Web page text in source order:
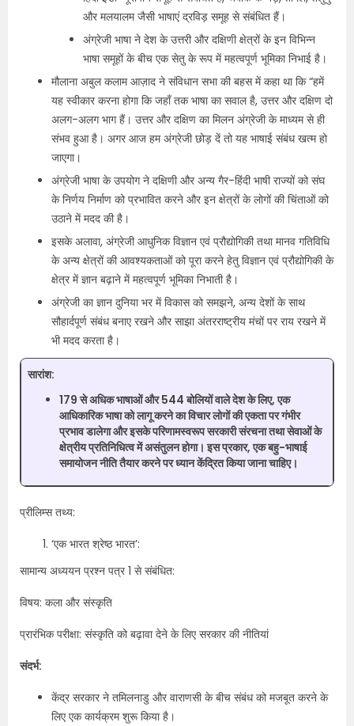
और मलयालम जैसी भाषाएं द्रविड़ समूह से संबंधित हैं।
अंग्रेजी भाषा ने देश के उत्तरी और दक्षिणी क्षेत्रों के इन विभिन्न
भाषा समूहों के बीच एक सेतु के रूप में महत्वपूर्ण भूमिका निभाई है।
मौलाना अबुल कलाम आज़ाद ने संविधान सभा की बहस में कहा था कि “हमें
यह स्वीकार करना होगा कि जहाँ तक भाषा का सवाल है, उत्तर और दक्षिण दो
अलग-अलग भाग हैं। उत्तर और दक्षिण का मिलन अंग्रेजी के माध्यम से ही
संभव हुआ है। अगर आज हम अंग्रेजी छोड़ दें तो यह भाषाई संबंध खत्म हो
जाएगा।
अंग्रेजी भाषा के उपयोग ने दक्षिणी और अन्य गैर-हिंदी भाषी राज्यों को संघ
के निर्णय निर्माण को प्रभावित करने और इन क्षेत्रों के लोगों की चिंताओं को
उठाने में मदद की है।
इसके अलावा, अंग्रेजी आधुनिक विज्ञान एवं प्रौद्योगिकी तथा मानव गतिविधि
के अन्य क्षेत्रों की आवश्यकताओं को पूरा करने हेतु विज्ञान एवं प्रौद्योगिकी के
क्षेत्र में ज्ञान बढ़ाने में महत्वपूर्ण भूमिका निभाती है।
अंग्रेजी का ज्ञान दुनिया भर में विकास को समझने, अन्य देशों के साथ
सौहार्दपूर्ण संबंध बनाए रखने और साझा अंतरराष्ट्रीय मंचों पर राय रखने में
भी मदद करता है।
सारांश:
179 से अधिक भाषाओं और 544 बोलियों वाले देश के लिए, एक
आधिकारिक भाषा को लागू करने का विचार लोगों की एकता पर गंभीर
प्रभाव डालेगा और इसके परिणामस्वरूप सरकारी संरचना तथा सेवाओं के
क्षेत्रीय प्रतिनिधित्व में असंतुलन होगा। इस प्रकार, एक बहु-भाषाई
समायोजन नीति तैयार करने पर ध्यान केंद्रित किया जाना चाहिए।
प्रीलिम्स तथ्य:
‘एक भारत श्रेष्ठ भारत’:
सामान्य अध्ययन प्रश्न पत्र 1 से संबंधित:
विषय: कला और संस्कृति
प्रारंभिक परीक्षा: संस्कृति को बढ़ावा देने के लिए सरकार की नीतियां
संदर्भ:
केंद्र सरकार ने तमिलनाडु और वाराणसी के बीच संबंध को मजबूत करने के
लिए एक कार्यक्रम शुरू किया है।